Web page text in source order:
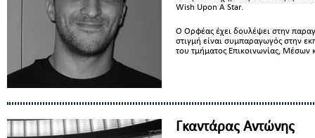
Wish Upon A Star.
Ο Ορφέας έχει δουλέψει στην
στιγμή είναι συμπαραγωγός στην
του τμήματος Επικοινωνίας, Μέσων
Γκαντάρας Αντώνης